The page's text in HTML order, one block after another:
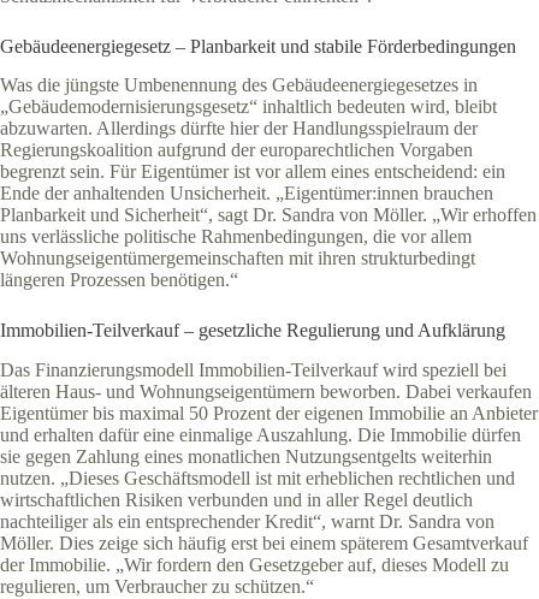
Gebäudeenergiegesetz – Planbarkeit und stabile Förderbedingungen
Was die jüngste Umbenennung des Gebäudeenergiegesetzes in
„Gebäudemodernisierungsgesetz“ inhaltlich bedeuten wird, bleibt
abzuwarten. Allerdings dürfte hier der Handlungsspielraum der
Regierungskoalition aufgrund der europarechtlichen Vorgaben
begrenzt sein. Für Eigentümer ist vor allem eines entscheidend: ein
Ende der anhaltenden Unsicherheit. „Eigentümer:innen brauchen
Planbarkeit und Sicherheit“, sagt Dr. Sandra von Möller. „Wir erhoffen
uns verlässliche politische Rahmenbedingungen, die vor allem
Wohnungseigentümergemeinschaften mit ihren strukturbedingt
längeren Prozessen benötigen.“
Immobilien-Teilverkauf – gesetzliche Regulierung und Aufklärung
Das Finanzierungsmodell Immobilien-Teilverkauf wird speziell bei
älteren Haus- und Wohnungseigentümern beworben. Dabei verkaufen
Eigentümer bis maximal 50 Prozent der eigenen Immobilie an Anbieter
und erhalten dafür eine einmalige Auszahlung. Die Immobilie dürfen
sie gegen Zahlung eines monatlichen Nutzungsentgelts weiterhin
nutzen. „Dieses Geschäftsmodell ist mit erheblichen rechtlichen und
wirtschaftlichen Risiken verbunden und in aller Regel deutlich
nachteiliger als ein entsprechender Kredit“, warnt Dr. Sandra von
Möller. Dies zeige sich häufig erst bei einem späterem Gesamtverkauf
der Immobilie. „Wir fordern den Gesetzgeber auf, dieses Modell zu
regulieren, um Verbraucher zu schützen.“